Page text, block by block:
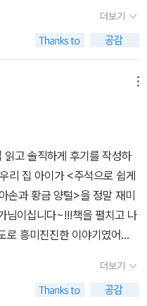
있는고?아타마스는 요정 네펠
알콩달콩 살았는데, 구름 타
타고 가버렸네? 남편과 아
붙잡을 수 있는 방법도 없
아이들을 낳고 돌변! 거기다
생각하고 있다는 것을 알고
갑자기 요정 어무니 등장! 니
황금 양털 숫양을 타고 콜키
페 공주와 결혼하고 황금 양털
져 가는 콜키스. 그 덕이 황금
키스에 있는 황금 양털을 찾
, 불을 뿜는 용이 지키고 있어
더보기
고 솔직하게 후기를 작성하
리 집 아이가 <주석으로 쉽게
손과 황금 양털>을 정말 재미
님이십니다~!!!책을 펼치고 나
로 흥미진진한 이야기였어
왕위를 빼앗긴 아버지를 대신
요. 그런데 그 황금 양털이
더보기